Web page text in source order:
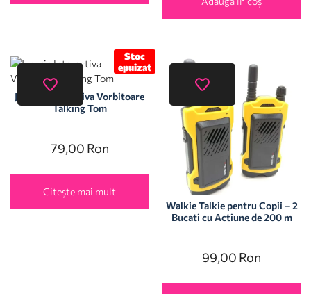
Stoc
epuizat
Jucarie Interactiva Vorbitoare
Talking Tom
79,00 Ron
Citește mai mult
Walkie Talkie pentru Copii – 2
Bucati cu Actiune de 200 m
99,00 Ron